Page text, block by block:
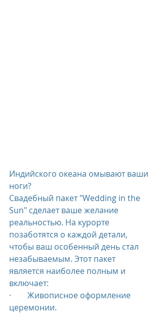
Индийского океана омывают ваши
ноги?
Свадебный пакет "Wedding in the
Sun" сделает ваше желание
реальностью. На курорте
позаботятся о каждой детали,
чтобы ваш особенный день стал
незабываемым. Этот пакет
является наиболее полным и
включает:
·        Живописное оформление
церемонии.